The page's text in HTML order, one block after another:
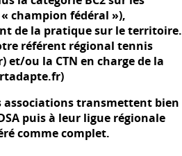
champion fédéral »),
de la pratique sur le territoire.
référent régional tennis
et/ou la CTN en charge de la
associations transmettent bien
puis à leur ligue régionale
comme complet.